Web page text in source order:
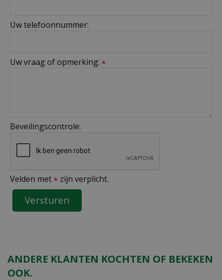
Uw telefoonnummer:
Uw vraag of opmerking: *
Beveilingscontrole:
Velden met * zijn verplicht.
ANDERE KLANTEN KOCHTEN OF BEKEKEN
OOK.